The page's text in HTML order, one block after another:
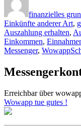
finanzielles
Einkünfte anderer Art,
Auszahlung erhalten,
Einkommen,
Messenger, Wowapp
Erreichbar über
Wowapp tue gutes !